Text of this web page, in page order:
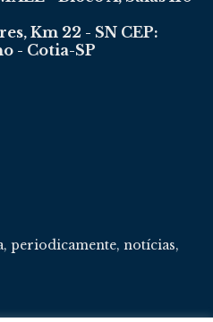
Km 22 - SN CEP:
- Cotia-SP
periodicamente, notícias,